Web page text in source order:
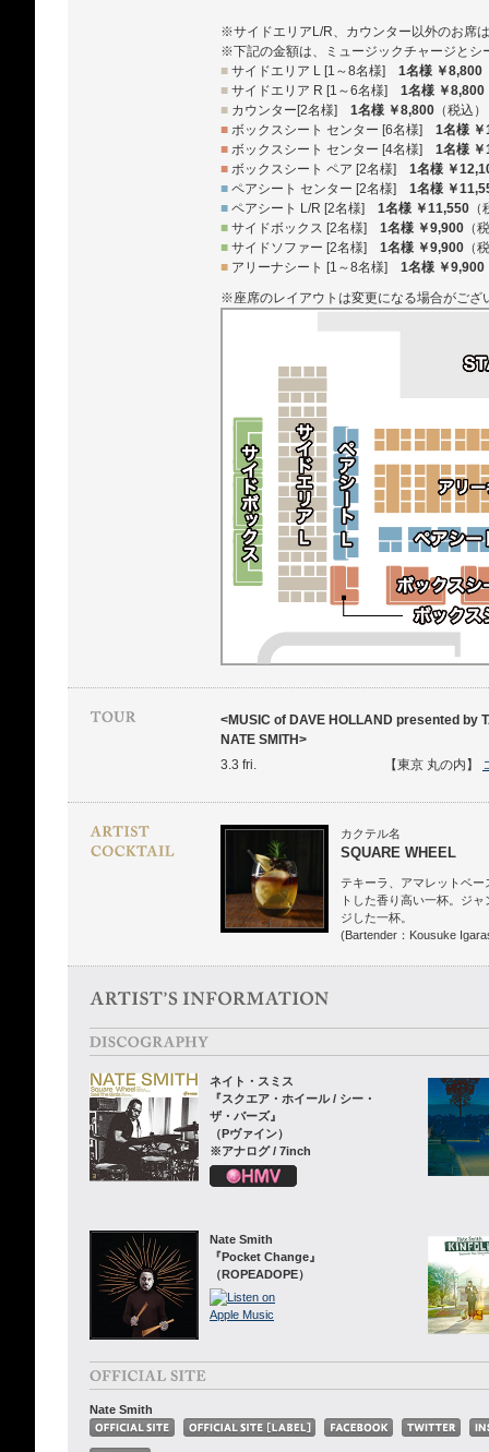
※サイドエリアL/R、カウンター以外のお席
※下記の金額は、ミュージックチャージとシ
■ サイドエリア L [1～8名様] 1名様 ￥8,800
■ サイドエリア R [1～6名様] 1名様 ￥8,800
■ カウンター[2名様] 1名様 ￥8,800 （税込）
■ ボックスシート センター [6名様] 1名様
■ ボックスシート センター [4名様] 1名様
■ ボックスシート ペア [2名様] 1名様 ￥
■ ペアシート センター [2名様] 1名様 ￥
■ ペアシート L/R [2名様] 1名様 ￥11,550
■ サイドボックス [2名様] 1名様 ￥9,900 （
■ サイドソファー [2名様] 1名様 ￥9,900 （
■ アリーナシート [1～8名様] 1名様 ￥9,900
※座席のレイアウトは変更になる場合がござ
<MUSIC of DAVE HOLLAND presented by
NATE SMITH>
3.3 fri.
【東京 丸の内】
カクテル名
SQUARE WHEEL
テキーラ、アマレットベ
トした香り高い一杯。ジ
ジした一杯。
(Bartender：Kousuke
ネイト・スミス
『スクエア・ホイール / シー・
ザ・バーズ』
（Pヴァイン）
※アナログ / 7inch
Nate Smith
『Pocket Change』
（ROPEADOPE）
Nate Smith